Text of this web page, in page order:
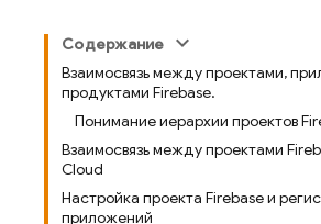
Содержание
Взаимосвязь между проектами,
продуктами Firebase.
Понимание иерархии проектов
Взаимосвязь между проектами
Cloud
Настройка проекта Firebase и
приложений